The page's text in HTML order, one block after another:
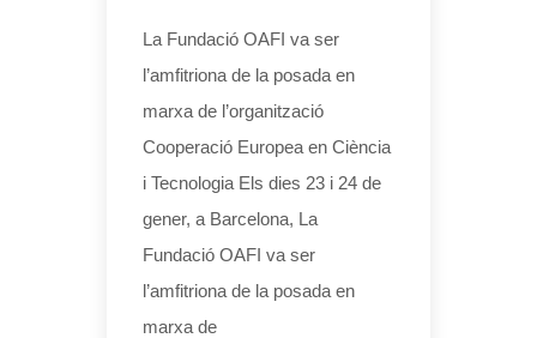
La Fundació OAFI va ser
l’amfitriona de la posada en
marxa de l’organització
Cooperació Europea en Ciència
i Tecnologia Els dies 23 i 24 de
gener, a Barcelona, La
Fundació OAFI va ser
l’amfitriona de la posada en
marxa de